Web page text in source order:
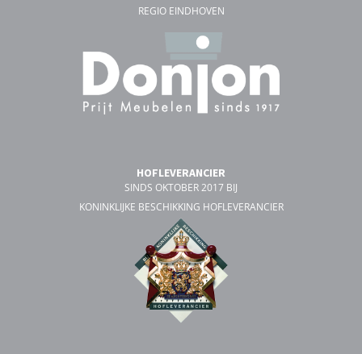
REGIO EINDHOVEN
HOFLEVERANCIER
SINDS OKTOBER 2017 BIJ
KONINKLIJKE BESCHIKKING HOFLEVERANCIER